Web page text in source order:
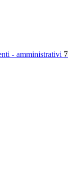
- amministrativi 7